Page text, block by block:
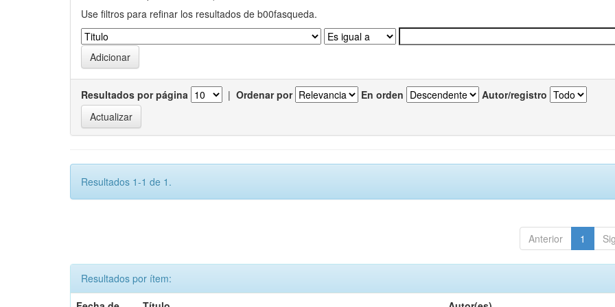
Use filtros para refinar los resultados de b00fasqueda.
Resultados por página | Ordenar por En orden Autor/registro
Resultados 1-1 de 1.
Anterior 1
Resultados por ítem: